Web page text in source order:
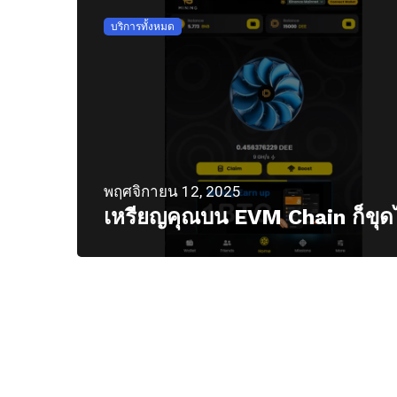
บริการทั้งหมด
พฤศจิกายน 12, 2025
เหรียญคุณบน EVM Chain ก็ขุ